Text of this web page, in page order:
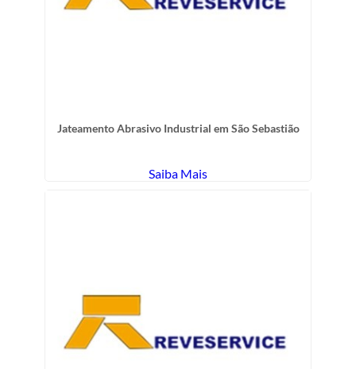
Jateamento Abrasivo Industrial em São Sebastião
Saiba Mais